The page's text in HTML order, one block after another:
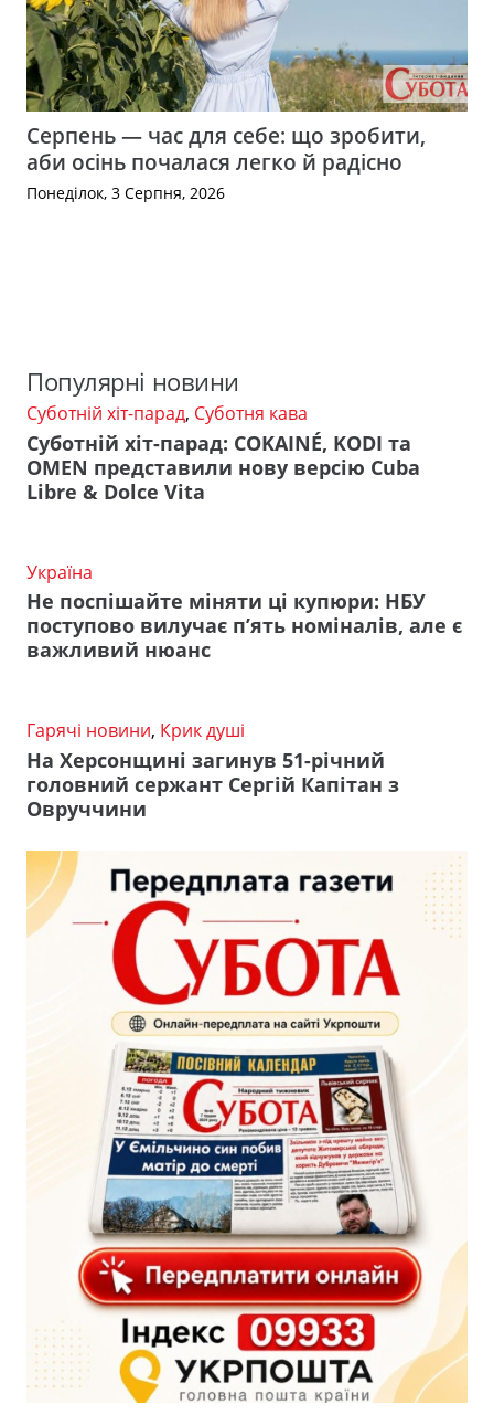
Серпень — час для себе: що зробити,
аби осінь почалася легко й радісно
Понеділок, 3 Серпня, 2026
Популярні новини
Суботній хіт-парад, Суботня кава
Суботній хіт-парад: COKAINÉ, KODI та
OMEN представили нову версію Cuba
Libre & Dolce Vita
Україна
Не поспішайте міняти ці купюри: НБУ
поступово вилучає п’ять номіналів, але є
важливий нюанс
Гарячі новини, Крик душі
На Херсонщині загинув 51-річний
головний сержант Сергій Капітан з
Овруччини